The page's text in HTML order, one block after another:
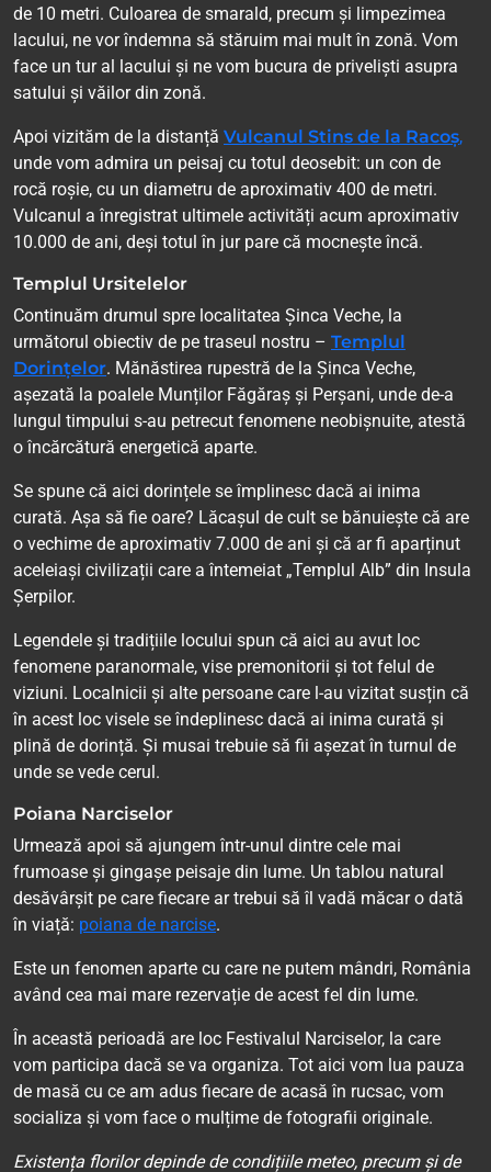
de 10 metri. Culoarea de smarald, precum și limpezimea
lacului, ne vor îndemna să stăruim mai mult în zonă. Vom
face un tur al lacului și ne vom bucura de priveliști asupra
satului și văilor din zonă.
Apoi vizităm de la distanță Vulcanul Stins de la Racoș,
unde vom admira un peisaj cu totul deosebit: un con de
rocă roșie, cu un diametru de aproximativ 400 de metri.
Vulcanul a înregistrat ultimele activități acum aproximativ
10.000 de ani, deși totul în jur pare că mocnește încă.
Templul Ursitelelor
Continuăm drumul spre localitatea Șinca Veche, la
următorul obiectiv de pe traseul nostru – Templul
Dorințelor. Mănăstirea rupestră de la Șinca Veche,
așezată la poalele Munților Făgăraș și Perșani, unde de-a
lungul timpului s-au petrecut fenomene neobișnuite, atestă
o încărcătură energetică aparte.
Se spune că aici dorințele se împlinesc dacă ai inima
curată. Așa să fie oare? Lăcașul de cult se bănuiește că are
o vechime de aproximativ 7.000 de ani și că ar fi aparținut
aceleiași civilizații care a întemeiat „Templul Alb” din Insula
Șerpilor.
Legendele și tradițiile locului spun că aici au avut loc
fenomene paranormale, vise premonitorii și tot felul de
viziuni. Localnicii și alte persoane care l-au vizitat susțin că
în acest loc visele se îndeplinesc dacă ai inima curată și
plină de dorință. Și musai trebuie să fii așezat în turnul de
unde se vede cerul.
Poiana Narciselor
Urmează apoi să ajungem într-unul dintre cele mai
frumoase și gingașe peisaje din lume. Un tablou natural
desăvârșit pe care fiecare ar trebui să îl vadă măcar o dată
în viață: poiana de narcise.
Este un fenomen aparte cu care ne putem mândri, România
având cea mai mare rezervație de acest fel din lume.
În această perioadă are loc Festivalul Narciselor, la care
vom participa dacă se va organiza. Tot aici vom lua pauza
de masă cu ce am adus fiecare de acasă în rucsac, vom
socializa și vom face o mulțime de fotografii originale.
Existența florilor depinde de condițiile meteo, precum și de